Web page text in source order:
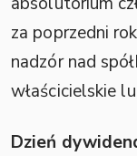
za poprzedni
nadzór nad
właścicielskie
Dzień